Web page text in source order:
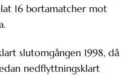
16 bortamatcher mot
slutomgången 1998, då
nedflyttningsklart